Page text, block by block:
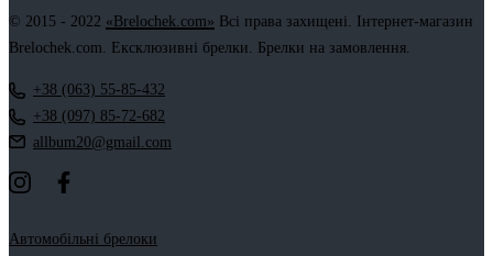
© 2015 - 2022 «Brelochek.com» Всі права захищені. Інтернет-магазин
Brelochek.com. Ексклюзивні брелки. Брелки на замовлення.
+38 (063) 55-85-432
+38 (097) 85-72-682
allbum20@gmail.com
Автомобільні брелоки